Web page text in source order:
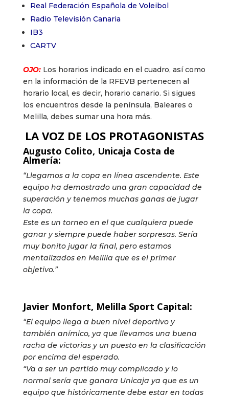
Real Federación Española de Voleibol
Radio Televisión Canaria
IB3
CARTV
OJO:Los horarios indicado en el cuadro, así como
en la información de la RFEVB pertenecen al
horario local, es decir, horario canario. Si sigues
los encuentros desde la península, Baleares o
Melilla, debes sumar una hora más.
LA VOZ DE LOS PROTAGONISTAS
Augusto Colito, Unicaja Costa de
Almería:
“Llegamos a la copa en línea ascendente. Este
equipo ha demostrado una gran capacidad de
superación y tenemos muchas ganas de jugar
la copa.
Este es un torneo en el que cualquiera puede
ganar y siempre puede haber sorpresas. Sería
muy bonito jugar la final, pero estamos
mentalizados en Melilla que es el primer
objetivo.”
Javier Monfort, Melilla Sport Capital:
“El equipo llega a buen nivel deportivo y
también anímico, ya que llevamos una buena
racha de victorias y un puesto en la clasificación
por encima del esperado.
“Va a ser un partido muy complicado y lo
normal sería que ganara Unicaja ya que es un
equipo que históricamente debe estar en todas